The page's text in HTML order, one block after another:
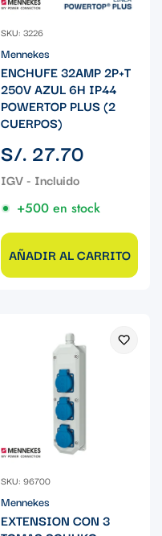
SKU: 3226
Mennekes
ENCHUFE 32AMP 2P+T
250V AZUL 6H IP44
POWERTOP PLUS (2
CUERPOS)
Precio
regular
S/. 27.70
+500 en stock
AÑADIR AL CARRITO
SKU: 96700
Mennekes
EXTENSION CON 3